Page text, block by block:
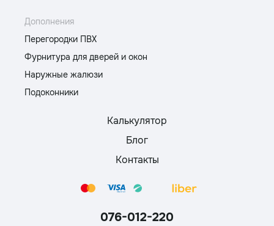
Дополнения
Перегородки ПВХ
Фурнитура для дверей и окон
Наружные жалюзи
Подоконники
Калькулятор
Блог
Контакты
076-012-220